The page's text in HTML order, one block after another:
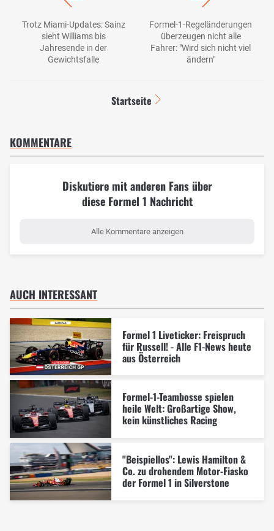
Trotz Miami-Updates: Sainz
sieht Williams bis
Jahresende in der
Gewichtsfalle
Formel-1-Regeländerungen
überzeugen nicht alle
Fahrer: "Wird sich nicht viel
ändern"
Startseite
KOMMENTARE
Diskutiere mit anderen Fans über
diese Formel 1 Nachricht
Alle Kommentare anzeigen
AUCH INTERESSANT
Formel 1 Liveticker: Freispruch
für Russell! - Alle F1-News heute
aus Österreich
Formel-1-Teambosse spielen
heile Welt: Großartige Show,
kein künstliches Racing
"Beispiellos": Lewis Hamilton &
Co. zu drohendem Motor-Fiasko
der Formel 1 in Silverstone